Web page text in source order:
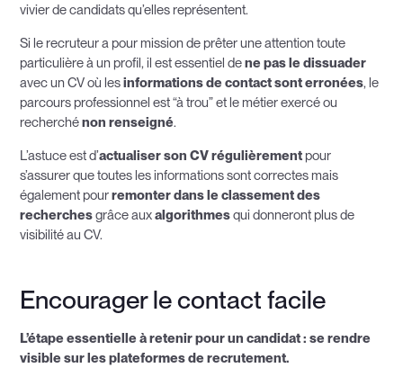
vivier de candidats qu’elles représentent.
Si le recruteur a pour mission de prêter une attention toute
particulière à un profil, il est essentiel dene pas le dissuader
avec un CV où lesinformations de contact sont erronées, le
parcours professionnel est “à trou” et le métier exercé ou
recherchénon renseigné.
L’astuce est d’actualiser son CV régulièrementpour
s’assurer que toutes les informations sont correctes mais
également pourremonter dans le classement des
recherchesgrâce auxalgorithmesqui donneront plus de
visibilité au CV.
Encourager le contact facile
L’étape essentielle à retenir pour un candidat : se rendre
visible sur les plateformes de recrutement.